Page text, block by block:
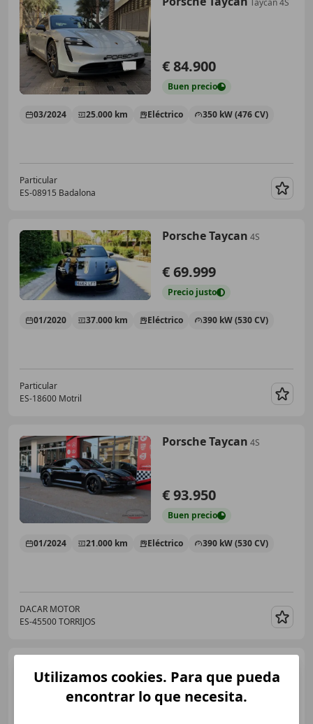
€ 84.900
Buen precio
03/2024 25.000 km Eléctrico 350 kW (476 CV)
Particular
ES-08915 Badalona
Porsche Taycan 4S
€ 69.999
Precio justo
01/2020 37.000 km Eléctrico 390 kW (530 CV)
Particular
ES-18600 Motril
Porsche Taycan 4S
€ 93.950
Buen precio
01/2024 21.000 km Eléctrico 390 kW (530 CV)
DACAR MOTOR
ES-45500 TORRIJOS
Utilizamos cookies. Para que pueda
encontrar lo que necesita.